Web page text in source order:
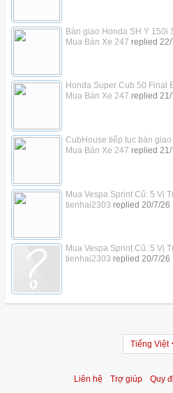
Bàn giao Honda SH Ý 150i
Mua Bán Xe 247 replied
Honda Super Cub 50 Final
Mua Bán Xe 247 replied 21/
CubHouse tiếp tục bàn
Mua Bán Xe 247 replied 21/
Mua Vespa Sprint Cũ: 5 Vị
tienhai2303 replied 20/7/26
Mua Vespa Sprint Cũ: 5 Vị
tienhai2303 replied 20/7/26
Tiếng Việt
Liên hệ Trợ giúp Quy